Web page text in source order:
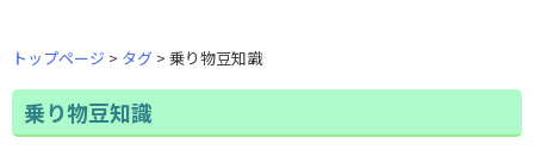
トップページ タグ 乗り物豆知識
乗り物豆知識